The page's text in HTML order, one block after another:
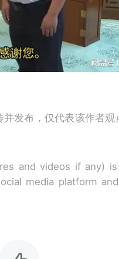
发布，仅代表该作者观
and videos if any) is
media platform